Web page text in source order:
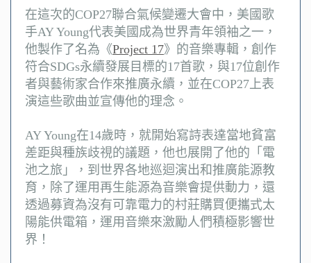
在這次的COP27聯合氣候變遷大會中，美國歌
手AY Young代表美國成為世界青年領袖之一，
他製作了名為《Project 17》的音樂專輯，創作
符合SDGs永續發展目標的17首歌，與17位創作
者與藝術家合作來推廣永續，並在COP27上表
演這些歌曲並宣傳他的理念。
AY Young在14歲時，就開始寫詩表達當地貧富
差距與種族歧視的議題，他也展開了他的「電
池之旅」，到世界各地巡迴演出和推廣能源教
育，除了運用再生能源為音樂會提供動力，還
透過募資為沒有可靠電力的村莊購買便攜式太
陽能供電箱，運用音樂來激勵人們積極影響世
界！